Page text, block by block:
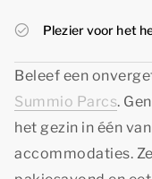
Plezier voor het
Beleef een
Summio Parcs.
het gezin in één
accommodaties.